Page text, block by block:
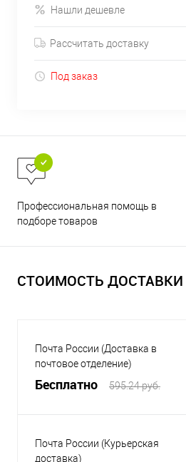
Нашли дешевле
Рассчитать доставку
Под заказ
Профессиональная помощь в
подборе товаров
СТОИМОСТЬ ДОСТАВКИ
Почта России (Доставка в
почтовое отделение)
Бесплатно 595.24 руб.
Почта России (Курьерская
доставка)